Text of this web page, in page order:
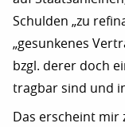
Schulden „zu
„gesunkenes
bzgl. derer doch
tragbar sind und
Das erscheint mir